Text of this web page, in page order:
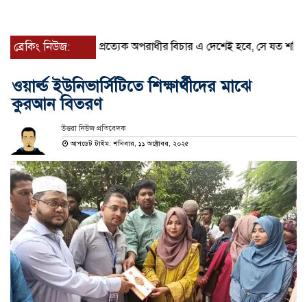
ব্রেকিং নিউজ: প্রত্যেক অপরাধীর বিচার এ দেশেই হবে, সে যত
ওয়ার্ল্ড ইউনিভার্সিটিতে শিক্ষার্থীদের মাঝে
কুরআন বিতরণ
উত্তরা নিউজ প্রতিবেদক
আপডেট টাইম: শনিবার, ১১ অক্টোবর, ২০২৫